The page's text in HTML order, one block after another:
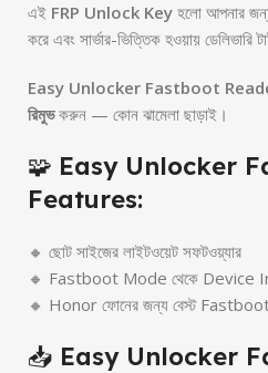
এই FRP Unlock Key হলো আপনার
করে এবং সার্ভার-ভিত্তিক হওয়ায়
Easy Unlocker Fastboot
রিমুভকরুন — কোন ঝামেলা ছাড়াই।
🧩 Easy Unlocker
Features:
🔸 ছোট সাইজের লাইটওয়েট সফটওয়্যার
🔸 Fastboot Mode থেকে Device
🔸 Honor ফোনের জন্য বেস্ট
📥 Easy Unlocker